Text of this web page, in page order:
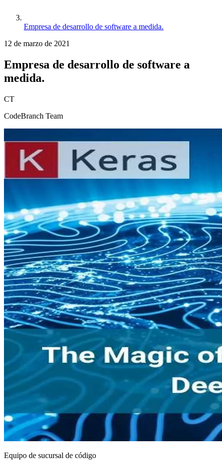
Empresa de desarrollo de software a medida.
12 de marzo de 2021
Empresa de desarrollo de software a
medida.
CT
CodeBranch Team
Equipo de sucursal de código